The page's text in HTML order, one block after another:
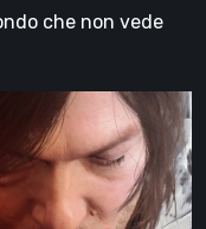
che non vede